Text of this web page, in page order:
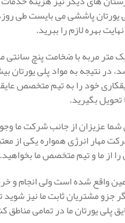
پاششی می بایست طی
بهره لازم را ببرید.
در نتیجه به مواد پلی یورتان
خود را به تیم متخصص
تحویل بگیرید.
عزیزان از جانب شرکت ما
مهار انرژی همواره یکی از
از ما و تیم متخصص ما بخواهید.
واقع شده است ولی انجام و
مشتریان ثابت ما نیز شوید
پلی یورتان ما در تمامی